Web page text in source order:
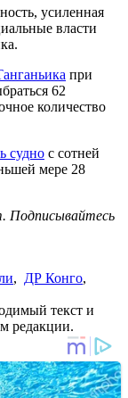
усиленная
власти
при
62
количество
судно с сотней
мере 28
Подписывайтесь
, ДР Конго,
текст и
редакции.